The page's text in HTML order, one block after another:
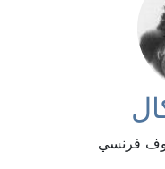
فرنسي